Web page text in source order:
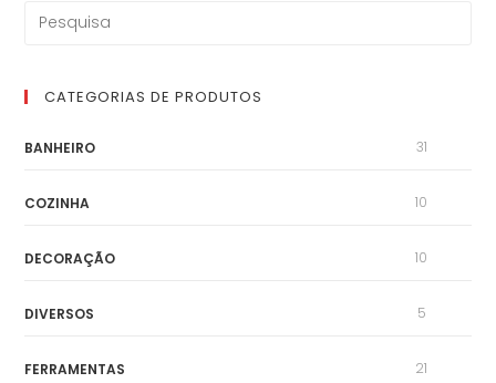
CATEGORIAS DE PRODUTOS
BANHEIRO 31
COZINHA 10
DECORAÇÃO 10
DIVERSOS 5
FERRAMENTAS 21